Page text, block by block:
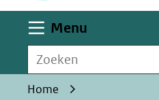
worden
toegestaan
geweigerd.
Menu
Zoeken
Home